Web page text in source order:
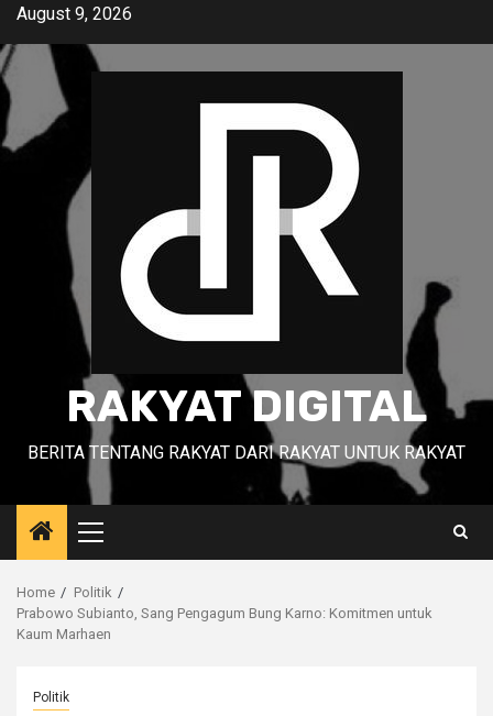
Skip
content
August 9, 2026
RAKYAT DIGITAL
BERITA TENTANG RAKYAT DARI RAKYAT UNTUK RAKYAT
Primary
Menu
Home
Politik
Prabowo Subianto, Sang Pengagum Bung Karno: Komitmen untuk
Kaum Marhaen
Politik